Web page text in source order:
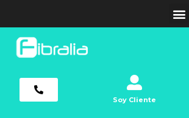
Soy Cliente